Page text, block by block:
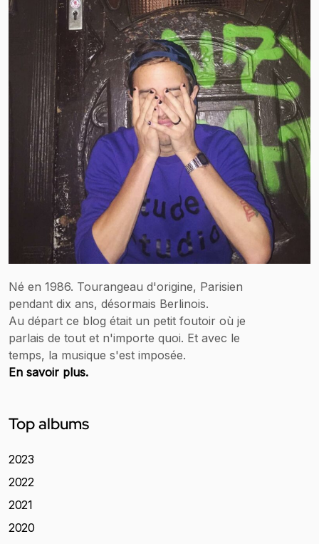
Né en 1986. Tourangeau d'origine, Parisien
pendant dix ans, désormais Berlinois.
Au départ ce blog était un petit foutoir où je
parlais de tout et n'importe quoi. Et avec le
temps, la musique s'est imposée.
En savoir plus.
Top albums
2023
2022
2021
2020